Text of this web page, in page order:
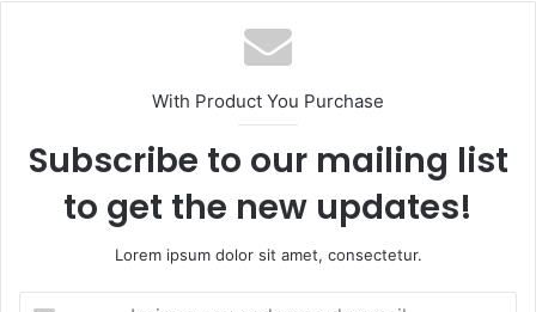
With Product You Purchase
Subscribe to our mailing list
to get the new updates!
Lorem ipsum dolor sit amet, consectetur.